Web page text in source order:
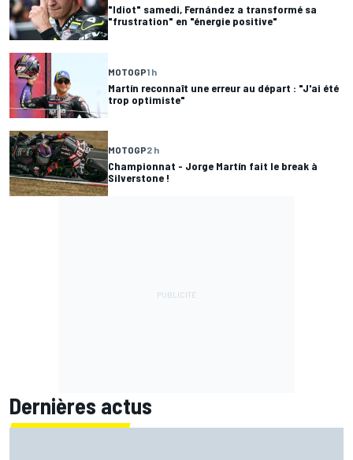
"Idiot" samedi, Fernández a transformé sa
"frustration" en "énergie positive"
MOTOGP1 h
Martín reconnaît une erreur au départ : "J'ai été
trop optimiste"
MOTOGP2 h
Championnat - Jorge Martín fait le break à
Silverstone !
Dernières actus